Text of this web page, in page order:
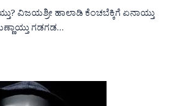
ವಿಜಯಶ್ರೀ ಹಾಲಾಡಿ ಕೆಂಚಬೆಕ್ಕಿಗೆ ಏನಾಯ್ತು
ಗಡಗಡ…